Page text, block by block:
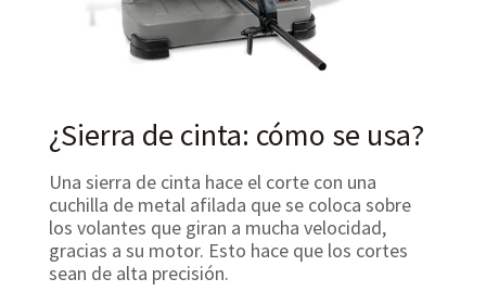
¿Sierra de cinta: cómo se usa?
Una sierra de cinta hace el corte con una
cuchilla de metal afilada que se coloca sobre
los volantes que giran a mucha velocidad,
gracias a su motor. Esto hace que los cortes
sean de alta precisión.